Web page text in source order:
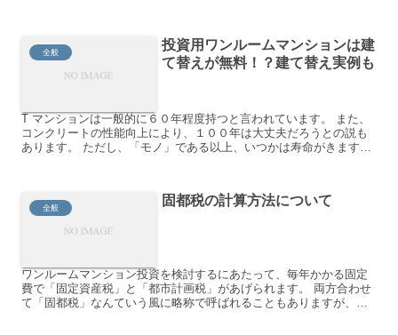
全般
投資用ワンルームマンションは建
て替えが無料！？建て替え実例も
T マンションは一般的に６０年程度持つと言われています。 また、
コンクリートの性能向上により、１００年は大丈夫だろうとの説も
あります。 ただし、「モノ」である以上、いつかは寿命がきます
全般 固都税の計算方法について
ワンルームマンション投資を検討するにあたって、毎年かかる固定
費で「固定資産税」と「都市計画税」があげられます。 両方合わせ
て「固都税」なんていう風に略称で呼ばれることもありますが、固